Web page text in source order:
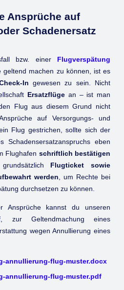
Ansprüche auf
Schadenersatz
bzw. einer Flugverspätung
geltend machen zu können, ist es
In gewesen zu sein. Nicht
Ersatzflüge an – ist man
Flug aus diesem Grund nicht
auf Versorgungs- und
Flug gestrichen, sollte sich der
Schadensersatzanspruchs eben
Flughafen schriftlich bestätigen
Flugticket sowie
werden , um Rechte bei
durchsetzen zu können.
Ansprüche kannst du unseren
zur Geltendmachung eines
wegen Annullierung eines
annullierung-flug-muster.docx
annullierung-flug-muster.pdf